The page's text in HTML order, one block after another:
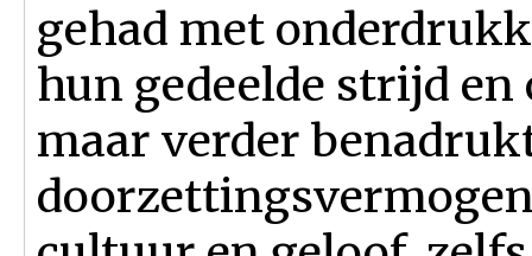
gehad met
hun gedeelde strijd
maar verder